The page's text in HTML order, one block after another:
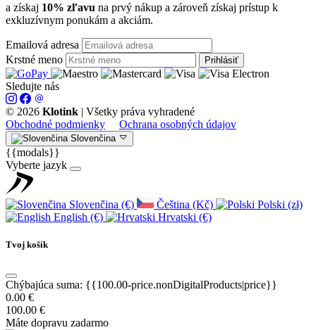
a získaj 10% zľavu na prvý nákup a zároveň získaj prístup k
exkluzívnym ponukám a akciám.
Emailová adresa
Krstné meno
Prihlásiť
Sledujte nás
© 2026 Klotink | Všetky práva vyhradené
Obchodné podmienky
Ochrana osobných údajov
Slovenčina
{{modals}}
Vyberte jazyk
Slovenčina (€) Čeština (Kč)
Polski (zł)
English (€)
Hrvatski (€)
Tvoj košík
Chýbajúca suma: {{100.00-price.nonDigitalProducts|price}}
0.00 €
100.00 €
Máte dopravu zadarmo